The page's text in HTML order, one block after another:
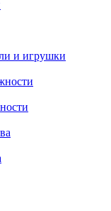
и игрушки